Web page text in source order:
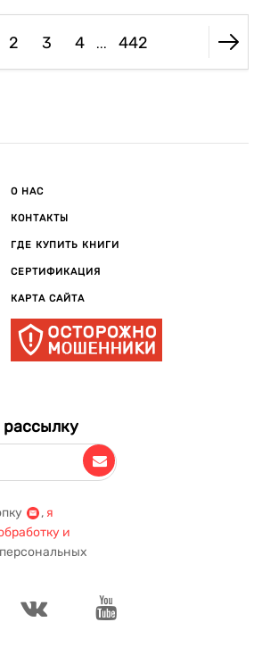
2 3 4 ... 442
О НАС
КОНТАКТЫ
ГДЕ КУПИТЬ КНИГИ
СЕРТИФИКАЦИЯ
КАРТА САЙТА
рассылку
, я
и